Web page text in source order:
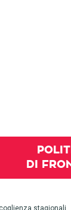
DI
stagionali